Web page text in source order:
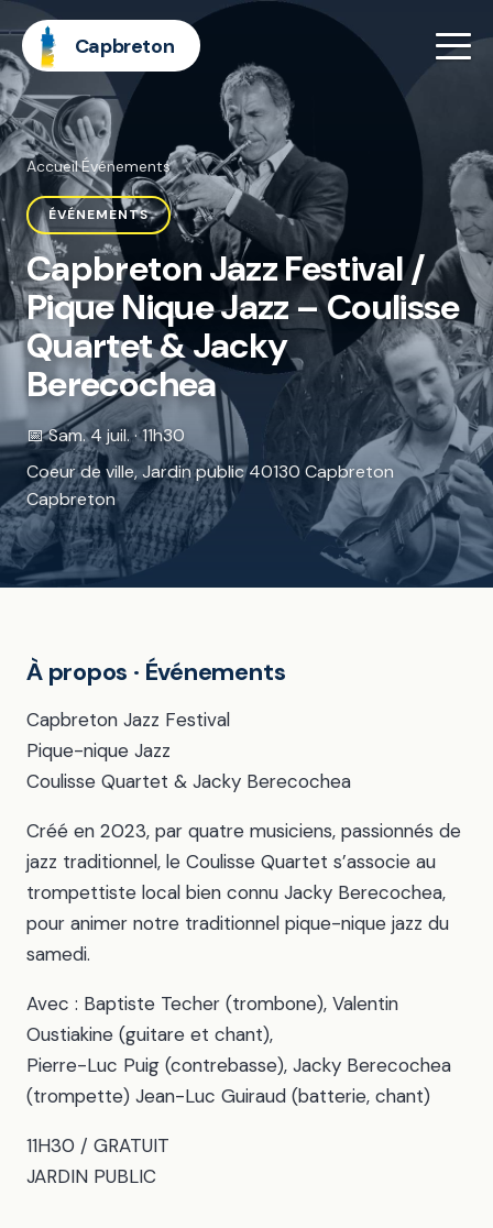
Capbreton
Accueil·Événements
ÉVÉNEMENTS
Capbreton Jazz Festival /
Pique Nique Jazz – Coulisse
Quartet & Jacky
Berecochea
📅 Sam. 4 juil. · 11h30
Coeur de ville, Jardin public 40130 Capbreton
Capbreton
À propos · Événements
Capbreton Jazz Festival
Pique-nique Jazz
Coulisse Quartet & Jacky Berecochea
Créé en 2023, par quatre musiciens, passionnés de
jazz traditionnel, le Coulisse Quartet s’associe au
trompettiste local bien connu Jacky Berecochea,
pour animer notre traditionnel pique-nique jazz du
samedi.
Avec : Baptiste Techer (trombone), Valentin
Oustiakine (guitare et chant),
Pierre-Luc Puig (contrebasse), Jacky Berecochea
(trompette) Jean-Luc Guiraud (batterie, chant)
11H30 / GRATUIT
JARDIN PUBLIC